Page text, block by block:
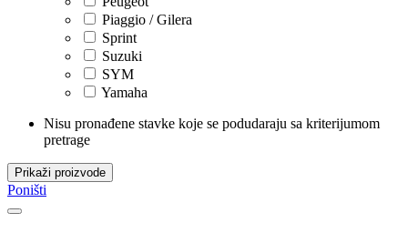
Piaggio / Gilera
Sprint
Suzuki
SYM
Yamaha
Nisu pronađene stavke koje se podudaraju sa kriterijumom
pretrage
Prikaži proizvode
Poništi